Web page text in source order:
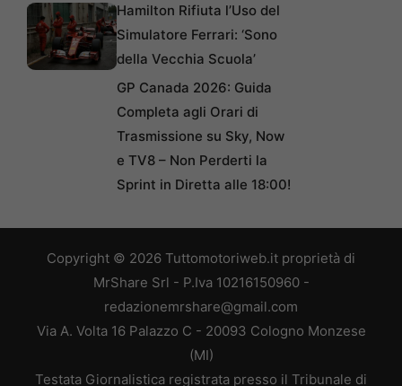
Hamilton Rifiuta l’Uso del
Simulatore Ferrari: ‘Sono
della Vecchia Scuola’
GP Canada 2026: Guida
Completa agli Orari di
Trasmissione su Sky, Now
e TV8 – Non Perderti la
Sprint in Diretta alle 18:00!
Copyright © 2026 Tuttomotoriweb.it proprietà di
MrShare Srl - P.Iva 10216150960 -
redazionemrshare@gmail.com
Via A. Volta 16 Palazzo C - 20093 Cologno Monzese
(MI)
Testata Giornalistica registrata presso il Tribunale di